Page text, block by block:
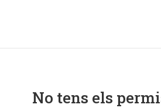
No tens els